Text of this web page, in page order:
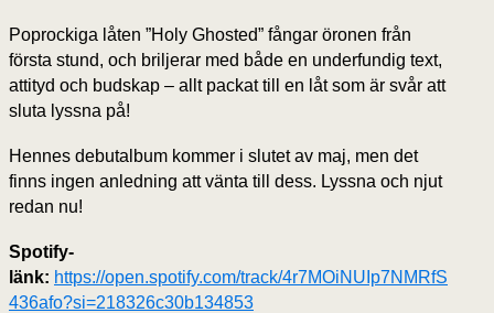
Poprockiga låten ”Holy Ghosted” fångar öronen från
första stund, och briljerar med både en underfundig text,
attityd och budskap – allt packat till en låt som är svår att
sluta lyssna på!
Hennes debutalbum kommer i slutet av maj, men det
finns ingen anledning att vänta till dess. Lyssna och njut
redan nu!
Spotify-
länk: https://open.spotify.com/track/4r7MOiNUIp7NMRfS
436afo?si=218326c30b134853